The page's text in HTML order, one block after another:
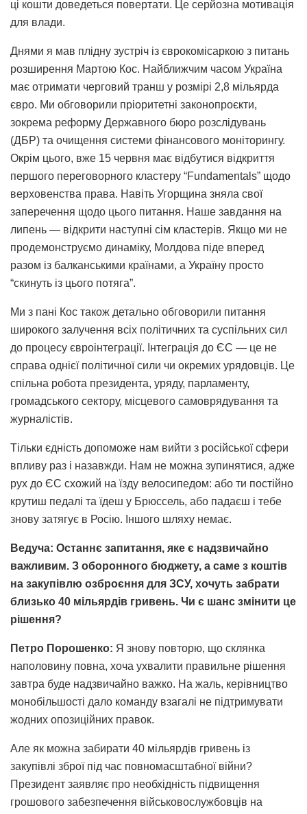
ці кошти доведеться повертати. Це серйозна мотивація
для влади.
Днями я мав плідну зустріч із єврокомісаркою з питань
розширення Мартою Кос. Найближчим часом Україна
має отримати черговий транш у розмірі 2,8 мільярда
євро. Ми обговорили пріоритетні законопроєкти,
зокрема реформу Державного бюро розслідувань
(ДБР) та очищення системи фінансового моніторингу.
Окрім цього, вже 15 червня має відбутися відкриття
першого переговорного кластеру “Fundamentals” щодо
верховенства права. Навіть Угорщина зняла свої
заперечення щодо цього питання. Наше завдання на
липень — відкрити наступні сім кластерів. Якщо ми не
продемонструємо динаміку, Молдова піде вперед
разом із балканськими країнами, а Україну просто
“скинуть із цього потяга”.
Ми з пані Кос також детально обговорили питання
широкого залучення всіх політичних та суспільних сил
до процесу євроінтеграції. Інтеграція до ЄС — це не
справа однієї політичної сили чи окремих урядовців. Це
спільна робота президента, уряду, парламенту,
громадського сектору, місцевого самоврядування та
журналістів.
Тільки єдність допоможе нам вийти з російської сфери
впливу раз і назавжди. Нам не можна зупинятися, адже
рух до ЄС схожий на їзду велосипедом: або ти постійно
крутиш педалі та їдеш у Брюссель, або падаєш і тебе
знову затягує в Росію. Іншого шляху немає.
Ведуча: Останнє запитання, яке є надзвичайно
важливим. З оборонного бюджету, а саме з коштів
на закупівлю озброєння для ЗСУ, хочуть забрати
близько 40 мільярдів гривень. Чи є шанс змінити це
рішення?
Петро Порошенко: Я знову повторю, що склянка
наполовину повна, хоча ухвалити правильне рішення
завтра буде надзвичайно важко. На жаль, керівництво
монобільшості дало команду взагалі не підтримувати
жодних опозиційних правок.
Але як можна забирати 40 мільярдів гривень із
закупівлі зброї під час повномасштабної війни?
Президент заявляє про необхідність підвищення
грошового забезпечення військовослужбовців на